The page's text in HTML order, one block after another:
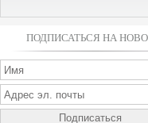
ПОДПИСАТЬСЯ НА